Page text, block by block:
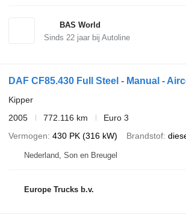
BAS World
Sinds 22jaar bij Autoline
DAF CF85.430 Full Steel - Manual -
Kipper
2005
772.116 km
Euro 3
Vermogen 430 PK (316 kW) Brandstof
Nederland, Son en Breugel
Europe Trucks b.v.